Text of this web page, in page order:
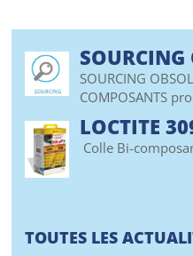
SOURCING
SOURCING
COMPOSANTS
LOCTITE
Colle Bi-
TOUTES LES